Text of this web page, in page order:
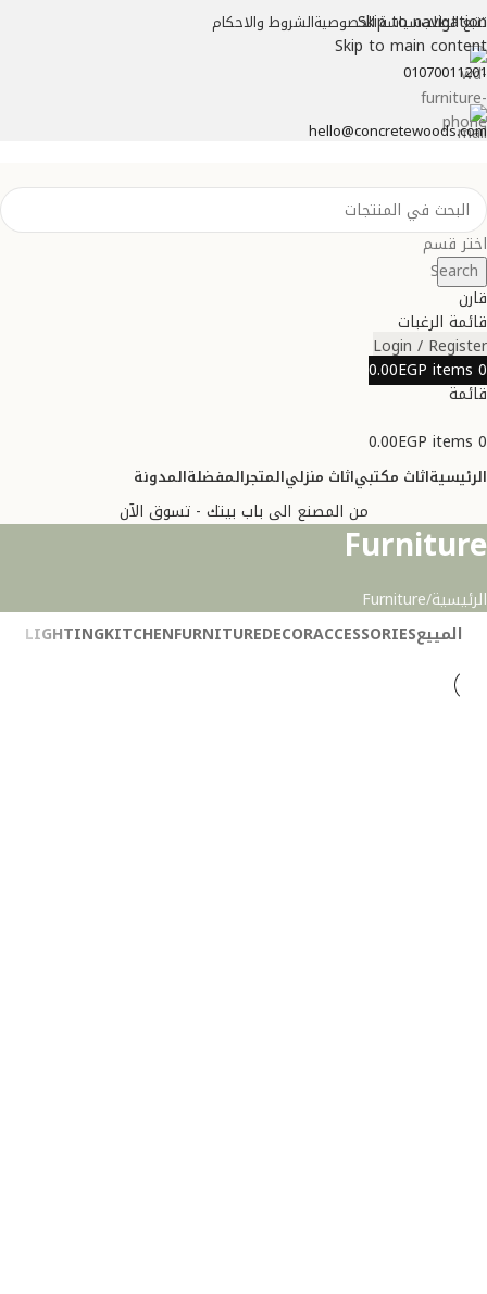
Skip to navigation
Skip to main content
تتبع الطلبسياسة الخصوصيةالشروط والاحكام
01070011201
hello@concretewoods.com
اختر قسم
Search
قارن
قائمة الرغبات
Login / Register
0
items
0.00EGP
قائمة
0
items
0.00EGP
الرئيسيةاثاث مكتبياثاث منزليالمتجرالمفضلةالمدونة
من المصنع الى باب بيتك - تسوق الآن
Furniture
الرئيسية Furniture
المييعACCESSORIES
DECOR
FURNITURE
KITCHEN
LIGHTING